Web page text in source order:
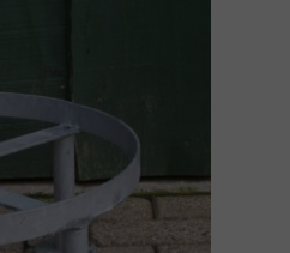
AAN
VERLANGLIJST